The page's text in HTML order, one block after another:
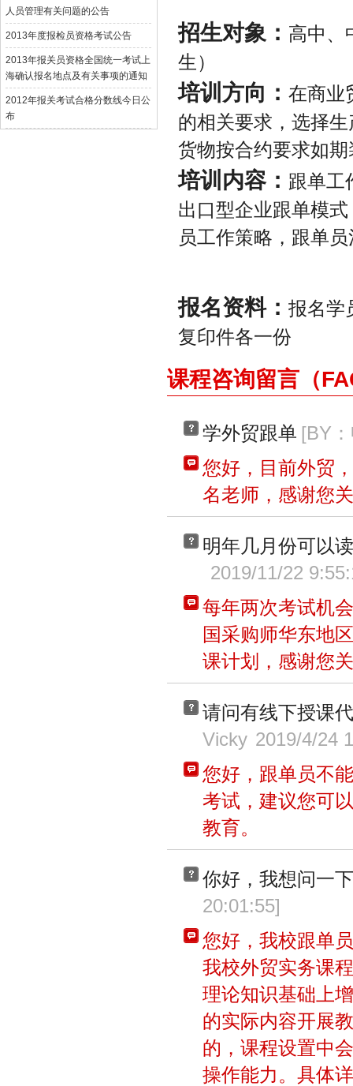
人员管理有关问题的公告
2013年度报检员资格考试公告
2013年报关员资格全国统一考试上
海确认报名地点及有关事项的通知
2012年报关考试合格分数线今日公
布
招生对象： 高中、
生）
培训方向：在商业
的相关要求，选择
货物按合约要求如
培训内容： 跟单工
出口型企业跟单模
员工作策略，跟单
报名资料：报名学
复印件各一份
课程咨询留言（
学外贸跟单 [BY
您好，目前外贸
名老师，感谢您
明年几月份可以
2019/11/22
每年两次考试机
国采购师华东地
课计划，感谢您
请问有线下授课
Vicky 2019/4/24
您好，跟单员不
考试，建议您可
教育。
你好，我想问一
20:01:55]
您好，我校跟单
我校外贸实务课
理论知识基础上
的实际内容开展
的，课程设置中
操作能力。具体